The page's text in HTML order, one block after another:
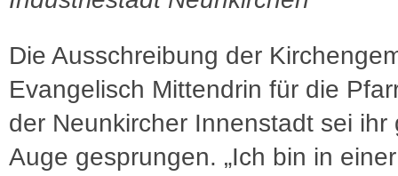
Die Ausschreibung der
Evangelisch Mittendrin für die
der Neunkircher Innenstadt sei ihr
Auge gesprungen. „Ich bin in einer